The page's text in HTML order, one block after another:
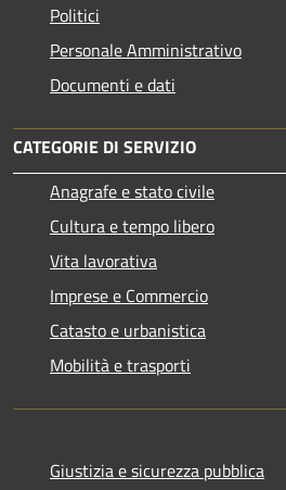
Politici
Personale Amministrativo
Documenti e dati
CATEGORIE DI SERVIZIO
Anagrafe e stato civile
Cultura e tempo libero
Vita lavorativa
Imprese e Commercio
Catasto e urbanistica
Mobilità e trasporti
Giustizia e sicurezza pubblica